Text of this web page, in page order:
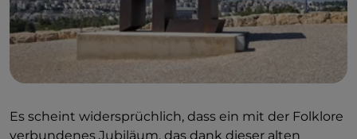
Es scheint widersprüchlich, dass ein mit der Folklore
verbundenes Jubiläum, das dank dieser alten